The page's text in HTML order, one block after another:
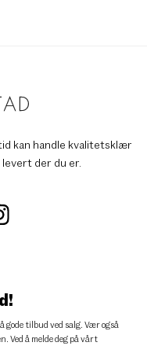
kan handle kvalitetsklær
der du er.
tilbud ved salg. Vær også
Ved å melde deg på vårt